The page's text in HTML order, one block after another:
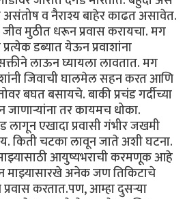
असंतोष व नैराश्य बाहेर काढत असावेत.
जीव मुठीत धरून प्रवास करायचा. मग
डब्यात येऊन प्रवाशांना
लाऊन घ्यायला लावतात. मग
जिवाची घालमेल सहन करत आणि
बघत बसायचे. बाकी प्रचंड गर्दीच्या
जाणाऱ्यांना तर कायमच धोका.
एखादा प्रवासी गंभीर जखमी
किती चटका लावून जाते अशी घटना.
आयुष्यभराची करमणूक आहे
माझ्यासारखे अनेक जण तिकिटाचे
करतात.पण, आम्हा दुसऱ्या